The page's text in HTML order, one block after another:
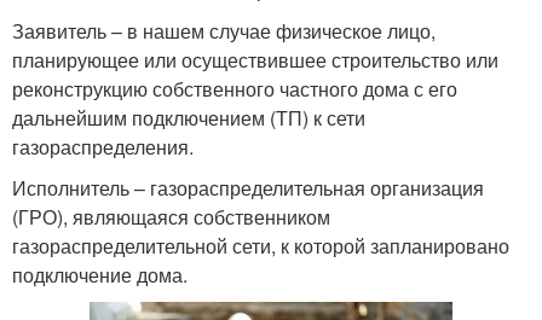
Заявитель – в нашем случае физическое лицо,
планирующее или осуществившее строительство или
реконструкцию собственного частного дома с его
дальнейшим подключением (ТП) к сети
газораспределения.
Исполнитель – газораспределительная организация
(ГРО), являющаяся собственником
газораспределительной сети, к которой запланировано
подключение дома.